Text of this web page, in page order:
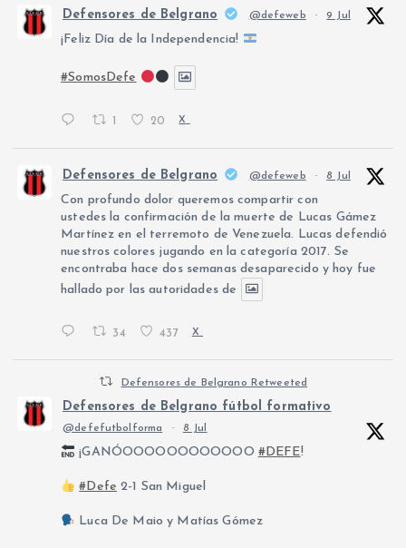
Defensores de Belgrano @defeweb · 9 Jul
¡Feliz Día de la Independencia!
#SomosDefe
1 20 X
Defensores de Belgrano @defeweb · 8 Jul
Con profundo dolor queremos compartir con
ustedes la confirmación de la muerte de Lucas Gámez
Martínez en el terremoto de Venezuela. Lucas defendió
nuestros colores jugando en la categoría 2017. Se
encontraba hace dos semanas desaparecido y hoy fue
hallado por las autoridades de
34 437 X
Defensores de Belgrano Retweeted
Defensores de Belgrano fútbol formativo
@defefutbolforma · 8 Jul
¡GANÓOOOOOOOOOOOO #DEFE!
#Defe 2-1 San Miguel
Luca De Maio y Matías Gómez